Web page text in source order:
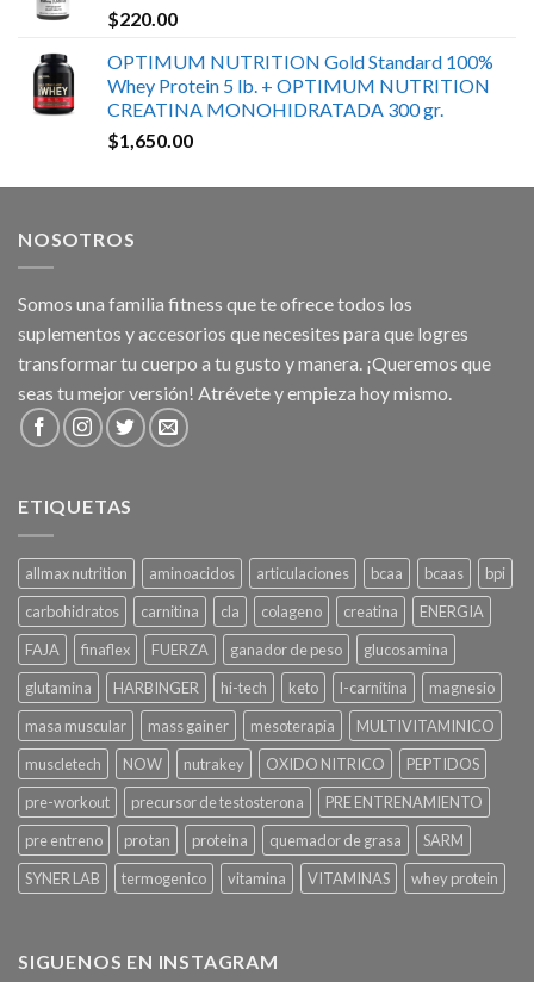
$220.00
OPTIMUM NUTRITION Gold Standard 100%
Whey Protein 5 lb. + OPTIMUM NUTRITION
CREATINA MONOHIDRATADA 300 gr.
$1,650.00
NOSOTROS
Somos una familia fitness que te ofrece todos los
suplementos y accesorios que necesites para que logres
transformar tu cuerpo a tu gusto y manera. ¡Queremos que
seas tu mejor versión! Atrévete y empieza hoy mismo.
ETIQUETAS
allmax nutrition aminoacidos articulaciones bcaa bcaas
bpi
carbohidratos
carnitina cla colageno creatina
ENERGIA
FAJA
finaflex FUERZA ganador de peso
glucosamina
glutamina
HARBINGER hi-tech keto l-carnitina
magnesio
masa muscular
mass gainer mesoterapia
MULTIVITAMINICO
muscletech
NOW nutrakey OXIDO NITRICO
PEPTIDOS
pre-workout
precursor de testosterona
PRE ENTRENAMIENTO
pre entreno
pro tan proteina quemador de grasa
SARM
SYNER LAB
termogenico vitamina VITAMINAS whey protein
SIGUENOS EN INSTAGRAM